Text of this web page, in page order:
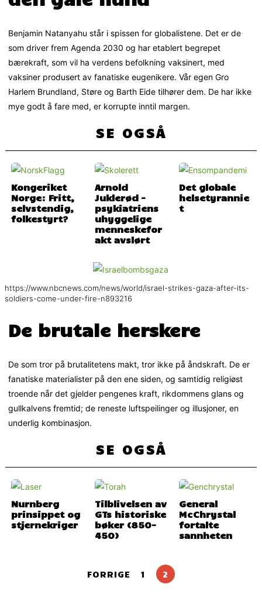
Benjamin Natanyahu står i spissen for globalistene. Det er de
som driver frem Agenda 2030 og har etablert begrepet
bærekraft, som vil ha verdens befolkning vaksinert, med
vaksiner produsert av fanatiske eugenikere. Vår egen Gro
Harlem Brundland, Støre og Barth Eide tilhører dem. De har ikke
mye godt å fare med, er korrupte inntil margen.
SE OGSÅ
Kongeriket
Norge: Fritt,
selvstendig,
folkestyrt?
Arnold
Juklerød –
psykiatriens
uhyggelige
menneskefor
akt avslørt
Det globale
helsetyrannie
t
https://www.nbcnews.com/news/world/israel-strikes-gaza-after-its-
soldiers-come-under-fire-n893216
De brutale herskere
De som tror på brutalitetens makt, tror ikke på åndskraft. De er
fanatiske materialister på den ene siden, og samtidig religiøst
troende når det gjelder pengenes kraft, rikdommens glans og
gullkalvens fremtid; de reneste luftspeilinger og illusjoner, en
underlig kombinasjon.
SE OGSÅ
Nurnberg
prinsippet og
stjernekriger
Tilblivelsen av
GTs historiske
bøker (850-
450)
General
McChrystal
fortalte
sannheten
FORRIGE 1 2